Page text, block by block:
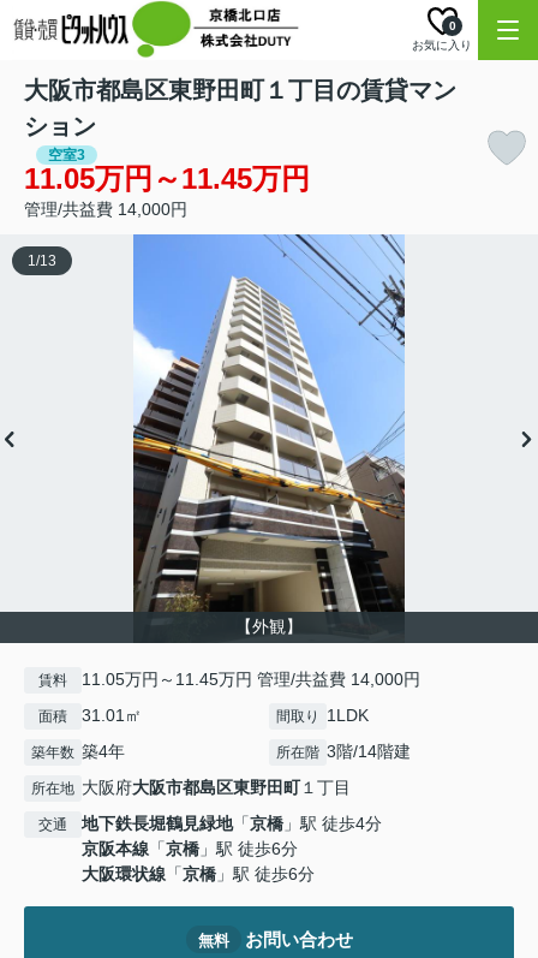
お気に入り
0
大阪市都島区東野田町１丁目の賃貸マン
ション
空室3
11.05万円～11.45万円
管理/共益費 14,000円
【外観】
1/13
賃料 11.05万円～11.45万円 管理/共益費 14,000円
面積 31.01㎡ 間取り 1LDK
築年数 築4年 所在階 3階/14階建
所在地 大阪府大阪市都島区東野田町１丁目
交通 地下鉄長堀鶴見緑地「京橋 」駅 徒歩4分
京阪本線 「京橋 」駅 徒歩6分
大阪環状線 「京橋 」駅 徒歩6分
無料 お問い合わせ